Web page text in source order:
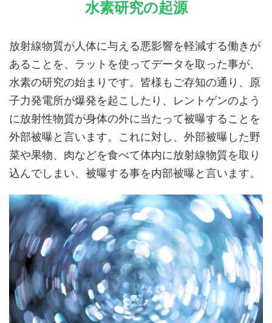
水素研究の起源
放射線物質が人体に与える悪影響を軽減する働きが
あることを、ラットを使ってデータを取った事が、
水素の研究の始まりです。皆様もご存知の通り、原
子力発電所が爆発を起こしたり、レントゲンのよう
に放射性物質が身体の外に当たって被曝することを
外部被曝と言います。これに対し、 外部被曝した野
菜や果物、肉などを食べて体内に放射線物質を取り
込んでしまい、被曝する事を内部被曝と言います。